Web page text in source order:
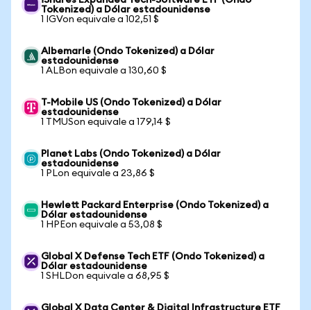
Tokenized) a Dólar estadounidense
1 IGVon equivale a 102,51 $
Albemarle (Ondo Tokenized) a Dólar
estadounidense
1 ALBon equivale a 130,60 $
T-Mobile US (Ondo Tokenized) a Dólar
estadounidense
1 TMUSon equivale a 179,14 $
Planet Labs (Ondo Tokenized) a Dólar
estadounidense
1 PLon equivale a 23,86 $
Hewlett Packard Enterprise (Ondo Tokenized) a
Dólar estadounidense
1 HPEon equivale a 53,08 $
Global X Defense Tech ETF (Ondo Tokenized) a
Dólar estadounidense
1 SHLDon equivale a 68,95 $
Global X Data Center & Digital Infrastructure ETF